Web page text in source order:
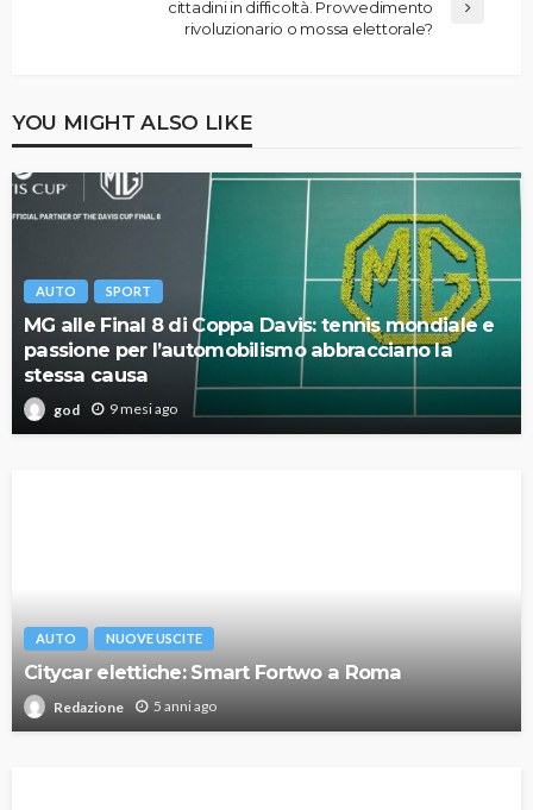
cittadini in difficoltà. Provvedimento
rivoluzionario o mossa elettorale?
YOU MIGHT ALSO LIKE
AUTO SPORT
MG alle Final 8 di Coppa Davis: tennis mondiale e
passione per l’automobilismo abbracciano la
stessa causa
god 9 mesi ago
AUTO NUOVE USCITE
Citycar elettiche: Smart Fortwo a Roma
Redazione 5 anni ago